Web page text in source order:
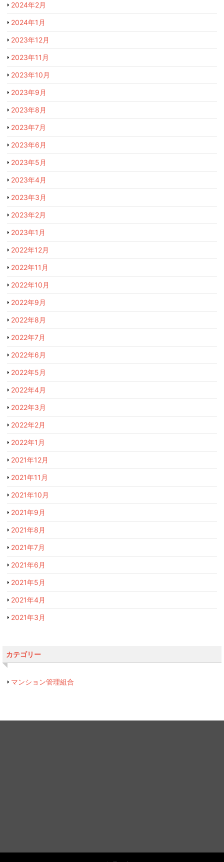
2024年2月
2024年1月
2023年12月
2023年11月
2023年10月
2023年9月
2023年8月
2023年7月
2023年6月
2023年5月
2023年4月
2023年3月
2023年2月
2023年1月
2022年12月
2022年11月
2022年10月
2022年9月
2022年8月
2022年7月
2022年6月
2022年5月
2022年4月
2022年3月
2022年2月
2022年1月
2021年12月
2021年11月
2021年10月
2021年9月
2021年8月
2021年7月
2021年6月
2021年5月
2021年4月
2021年3月
カテゴリー
マンション管理組合